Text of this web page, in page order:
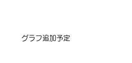
​グラフ追加予定